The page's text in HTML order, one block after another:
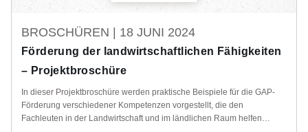
BROSCHÜREN | 18 JUNI 2024
Förderung der landwirtschaftlichen Fähigkeiten
– Projektbroschüre
In dieser Projektbroschüre werden praktische Beispiele für die GAP-
Förderung verschiedener Kompetenzen vorgestellt, die den
Fachleuten in der Landwirtschaft und im ländlichen Raum helfen